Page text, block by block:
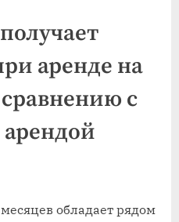
аренде на
с
обладает рядом